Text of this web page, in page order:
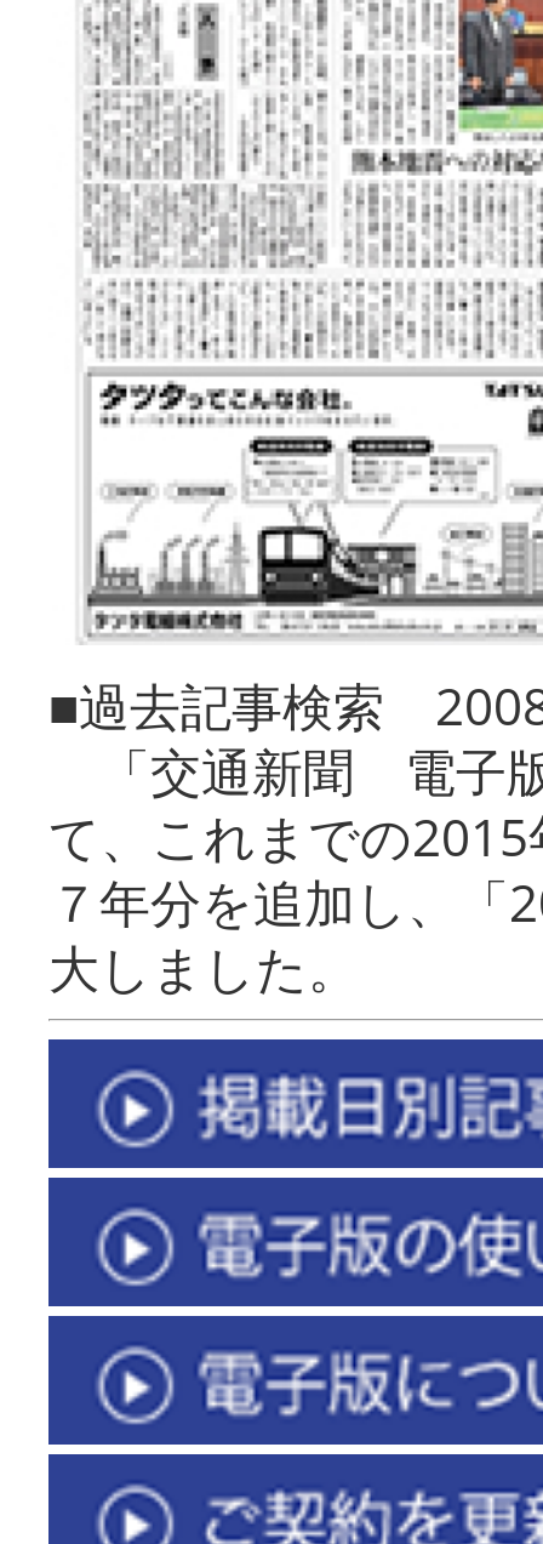
■過去記事検索
「交通新聞 電子
て、これまでの
７年分を追加し、「
大しまし